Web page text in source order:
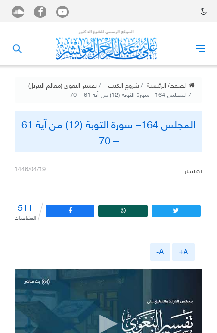
الصفحة الرئيسية شروح الكتب تفسير البغوي (معالم التنزيل)
المجلس 164– سورة التوبة (12) من آية 61 – 70
المجلس 164– سورة التوبة (12) من آية 61
– 70
1446/04/19 تفسير
511
المشاهدات
A+
A-